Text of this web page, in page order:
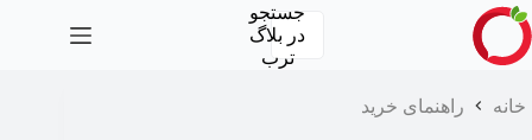
پرش
به
محتوا
جستجو
در بلاگ
ترب
خانه راهنمای خرید